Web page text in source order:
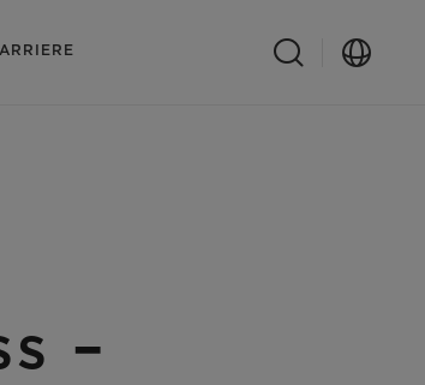
–